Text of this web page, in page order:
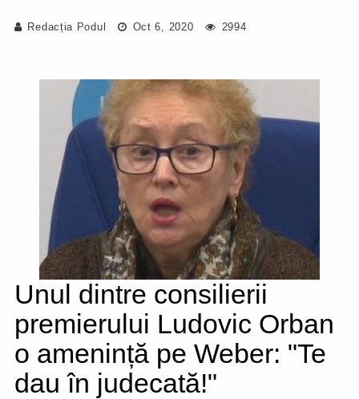
Redacția Podul Oct 6, 2020 2994
Unul dintre consilierii
premierului Ludovic Orban
o amenință pe Weber: "Te
dau în judecată!"